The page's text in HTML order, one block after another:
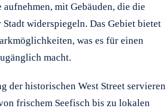
aufnehmen, mit Gebäuden, die die
Stadt widerspiegeln. Das Gebiet bietet
was es für einen
macht.
der historischen West Street servieren
frischem Seefisch bis zu lokalen